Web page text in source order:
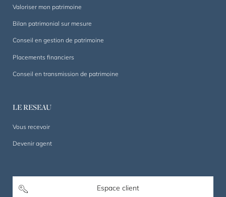
Valoriser mon patrimoine
Bilan patrimonial sur mesure
Conseil en gestion de patrimoine
Placements financiers
Conseil en transmission de patrimoine
LE RESEAU
Vous recevoir
Devenir agent
Espace client